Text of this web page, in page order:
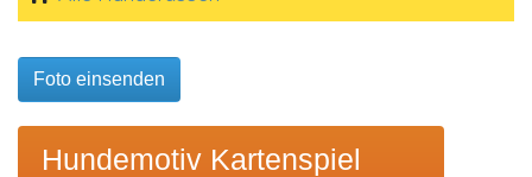
Foto einsenden
Hundemotiv Kartenspiel